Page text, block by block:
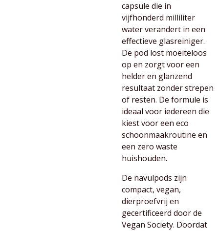
capsule die in
vijfhonderd milliliter
water verandert in een
effectieve glasreiniger.
De pod lost moeiteloos
op en zorgt voor een
helder en glanzend
resultaat zonder strepen
of resten. De formule is
ideaal voor iedereen die
kiest voor een eco
schoonmaakroutine en
een zero waste
huishouden.
De navulpods zijn
compact, vegan,
dierproefvrij en
gecertificeerd door de
Vegan Society. Doordat